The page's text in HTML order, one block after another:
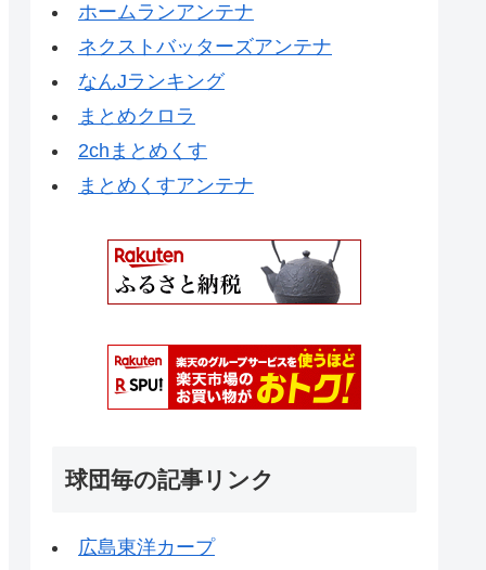
ホームランアンテナ
ネクストバッターズアンテナ
なんJランキング
まとめクロラ
2chまとめくす
まとめくすアンテナ
球団毎の記事リンク
広島東洋カープ